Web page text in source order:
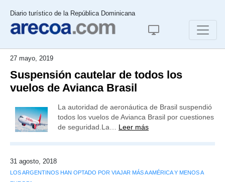
Diario turístico de la República Dominicana
27 mayo, 2019
Suspensión cautelar de todos los
vuelos de Avianca Brasil
La autoridad de aeronáutica de Brasil suspendió
todos los vuelos de Avianca Brasil por cuestiones
de seguridad.La… Leer más
31 agosto, 2018
LOS ARGENTINOS HAN OPTADO POR VIAJAR MÁS A AMÉRICA Y MENOS A